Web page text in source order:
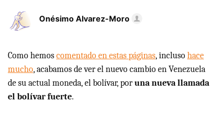
Onésimo Alvarez-Moro
Como hemoscomentado en estas páginas, inclusohace
mucho, acabamos de ver el nuevo cambio en Venezuela
de su actual moneda, el bolívar, poruna nueva llamada
el bolívar fuerte.